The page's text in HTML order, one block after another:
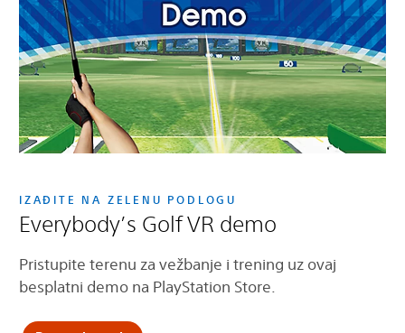
IZAĐITE NA ZELENU PODLOGU
Everybody’s Golf VR demo
Pristupite terenu za vežbanje i trening uz ovaj
besplatni demo na PlayStation Store.